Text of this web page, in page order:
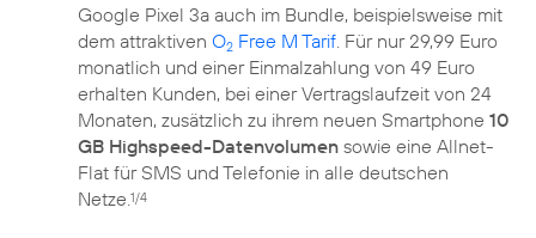
Google Pixel 3a auch im Bundle, beispielsweise mit
dem attraktiven O2 Free M Tarif. Für nur 29,99 Euro
monatlich und einer Einmalzahlung von 49 Euro
erhalten Kunden, bei einer Vertragslaufzeit von 24
Monaten, zusätzlich zu ihrem neuen Smartphone 10
GB Highspeed-Datenvolumen sowie eine Allnet-
Flat für SMS und Telefonie in alle deutschen
Netze.1/4